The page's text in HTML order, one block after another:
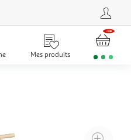
Mes produits